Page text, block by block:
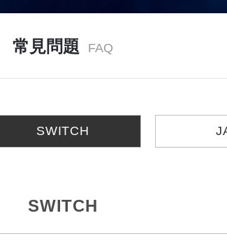
常見問題 FAQ
SWITCH
SWITCH